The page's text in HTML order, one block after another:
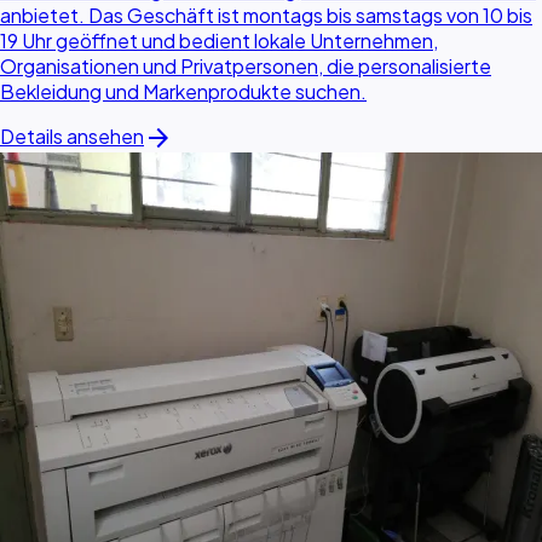
anbietet. Das Geschäft ist montags bis samstags von 10 bis
19 Uhr geöffnet und bedient lokale Unternehmen,
Organisationen und Privatpersonen, die personalisierte
Bekleidung und Markenprodukte suchen.
Details ansehen arrow_forward